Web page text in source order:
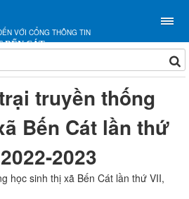
VỚI CỔNG THÔNG TIN
BẾN CÁT
truyền thống
Bến Cát lần thứ
2023
học sinh thị xã Bến Cát lần thứ VII,